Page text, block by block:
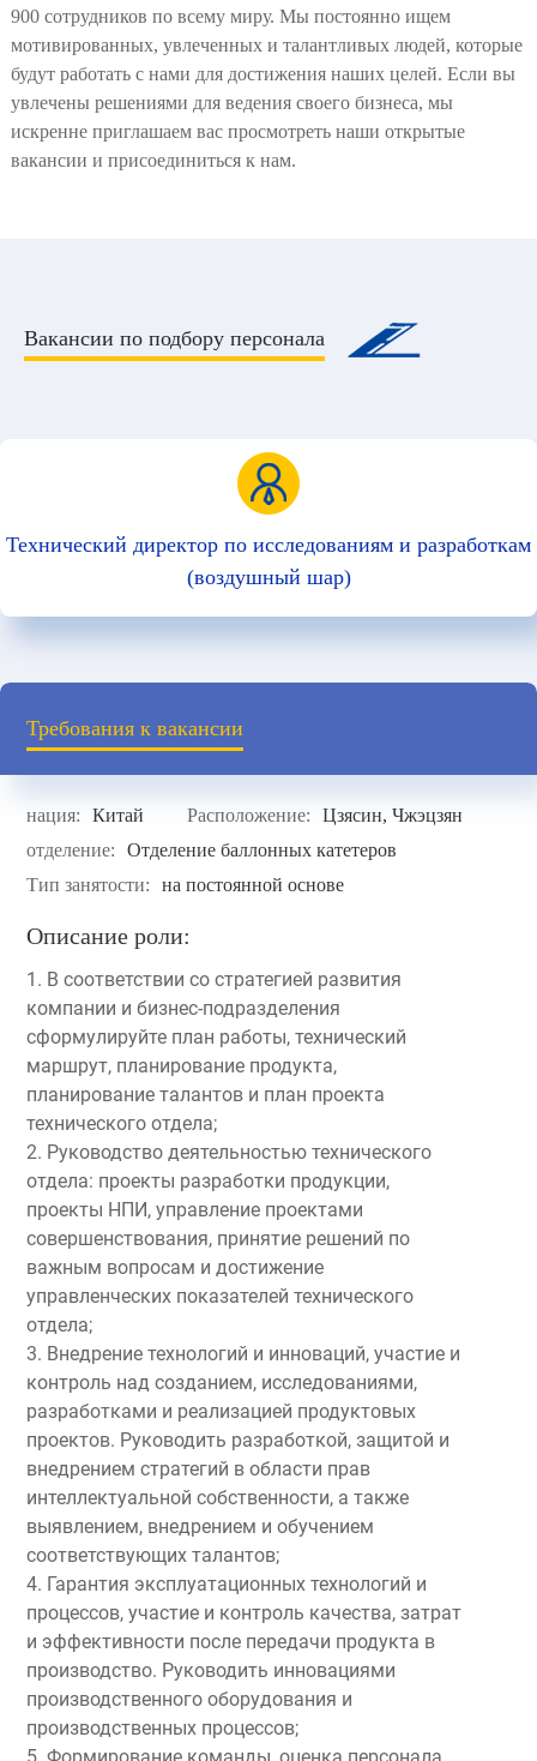
900 сотрудников по всему миру. Мы постоянно ищем
мотивированных, увлеченных и талантливых людей, которые
будут работать с нами для достижения наших целей. Если вы
увлечены решениями для ведения своего бизнеса, мы
искренне приглашаем вас просмотреть наши открытые
вакансии и присоединиться к нам.
Вакансии по подбору персонала
Технический директор по исследованиям и разработкам
(воздушный шар)
Требования к вакансии
нация: Китай Расположение:
Цзясин, Чжэцзян
отделение:
Отделение баллонных катетеров
Тип занятости:
на постоянной основе
Описание роли:
1. В соответствии со стратегией развития
компании и бизнес-подразделения
сформулируйте план работы, технический
маршрут, планирование продукта,
планирование талантов и план проекта
технического отдела;
2. Руководство деятельностью технического
отдела: проекты разработки продукции,
проекты НПИ, управление проектами
совершенствования, принятие решений по
важным вопросам и достижение
управленческих показателей технического
отдела;
3. Внедрение технологий и инноваций, участие и
контроль над созданием, исследованиями,
разработками и реализацией продуктовых
проектов. Руководить разработкой, защитой и
внедрением стратегий в области прав
интеллектуальной собственности, а также
выявлением, внедрением и обучением
соответствующих талантов;
4. Гарантия эксплуатационных технологий и
процессов, участие и контроль качества, затрат
и эффективности после передачи продукта в
производство. Руководить инновациями
производственного оборудования и
производственных процессов;